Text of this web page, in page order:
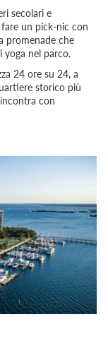
secolari e
un pick-nic con
promenade che
yoga nel parco.
24 ore su 24, a
storico più
con